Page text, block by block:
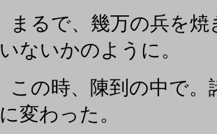
まるで、幾万の兵を
いないかのように。
この時、陳到の中で
に変わった。